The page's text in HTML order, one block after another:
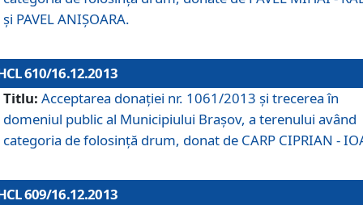
şi PAVEL ANIŞOARA.
610/16.12.2013
Titlu: Acceptarea donaţiei nr. 1061/2013 şi trecerea în
domeniul public al Municipiului Braşov, a terenului având
categoria de folosinţă drum, donat de CARP CIPRIAN -
609/16.12.2013